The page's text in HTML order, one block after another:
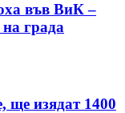
във ВиК –
града
ще изядат 1400